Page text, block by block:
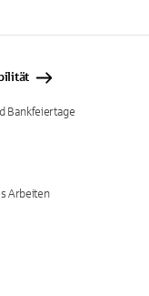
Bankfeiertage
Arbeiten